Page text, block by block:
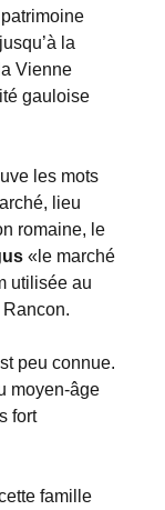
la
Vienne
gauloise
les mots
lieu
romaine, le
«le marché
utilisée au
peu connue.
moyen-âge
fort
famille